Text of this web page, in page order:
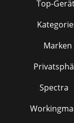
Top-
Marken
Spectra